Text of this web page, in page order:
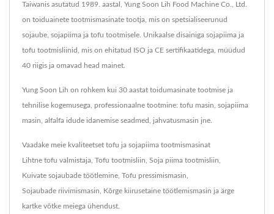
Taiwanis asutatud 1989. aastal, Yung Soon Lih Food Machine Co., Ltd.
on toiduainete tootmismasinate tootja, mis on spetsialiseerunud
sojaube, sojapiima ja tofu tootmisele. Unikaalse disainiga sojapiima ja
tofu tootmisliinid, mis on ehitatud ISO ja CE sertifikaatidega, müüdud
40 riigis ja omavad head mainet.
Yung Soon Lih on rohkem kui 30 aastat toidumasinate tootmise ja
tehnilise kogemusega, professionaalne tootmine: tofu masin, sojapiima
masin, alfalfa idude idanemise seadmed, jahvatusmasin jne.
Vaadake meie kvaliteetset tofu ja sojapiima tootmismasinat
Lihtne tofu valmistaja Tofu tootmisliin Soja piima tootmisliin
Kuivate sojaubade töötlemine Tofu pressimismasin
Sojaubade riivimismasin Kõrge kiirusetaine töötlemismasin ja ärge
kartke võtke meiega ühendust